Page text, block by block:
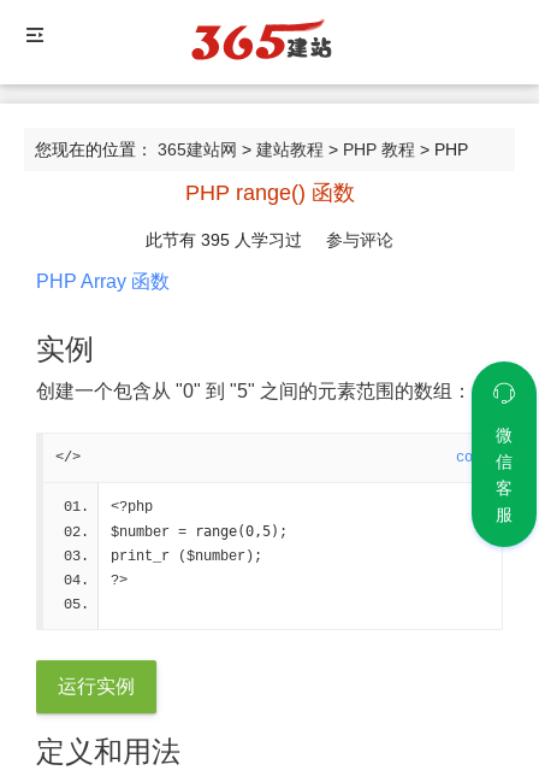
您现在的位置： 365建站网 > 建站教程 > PHP 教程 > PHP
PHP range() 函数
此节有 395 人学习过 参与评论
PHP Array 函数
实例
创建一个包含从 "0" 到 "5" 之间的元素范围的数组：
</> code
<?php
$number =
range(0,5) ;
print_r ($number);
?>
运行实例
定义和用法
微
信
客
服